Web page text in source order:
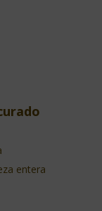
entera